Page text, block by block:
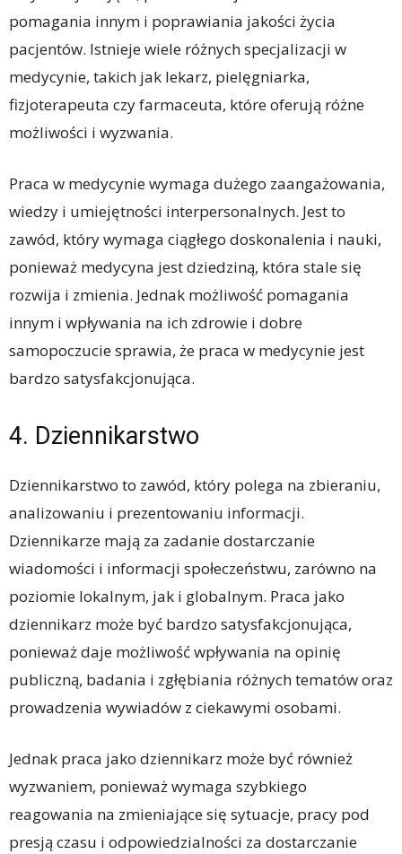
pomagania innym i poprawiania jakości życia
pacjentów. Istnieje wiele różnych specjalizacji w
medycynie, takich jak lekarz, pielęgniarka,
fizjoterapeuta czy farmaceuta, które oferują różne
możliwości i wyzwania.
Praca w medycynie wymaga dużego zaangażowania,
wiedzy i umiejętności interpersonalnych. Jest to
zawód, który wymaga ciągłego doskonalenia i nauki,
ponieważ medycyna jest dziedziną, która stale się
rozwija i zmienia. Jednak możliwość pomagania
innym i wpływania na ich zdrowie i dobre
samopoczucie sprawia, że praca w medycynie jest
bardzo satysfakcjonująca.
4. Dziennikarstwo
Dziennikarstwo to zawód, który polega na zbieraniu,
analizowaniu i prezentowaniu informacji.
Dziennikarze mają za zadanie dostarczanie
wiadomości i informacji społeczeństwu, zarówno na
poziomie lokalnym, jak i globalnym. Praca jako
dziennikarz może być bardzo satysfakcjonująca,
ponieważ daje możliwość wpływania na opinię
publiczną, badania i zgłębiania różnych tematów oraz
prowadzenia wywiadów z ciekawymi osobami.
Jednak praca jako dziennikarz może być również
wyzwaniem, ponieważ wymaga szybkiego
reagowania na zmieniające się sytuacje, pracy pod
presją czasu i odpowiedzialności za dostarczanie